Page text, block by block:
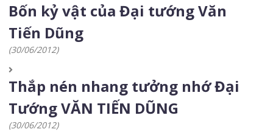
Bốn kỷ vật của Đại tướng Văn
Tiến Dũng
(30/06/2012)
Thắp nén nhang tưởng nhớ Đại
Tướng VĂN TIẾN DŨNG
(30/06/2012)